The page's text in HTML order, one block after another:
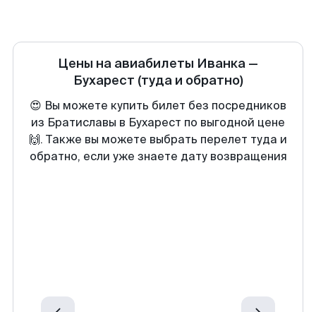
Цены на авиабилеты Иванка —
Бухарест (туда и обратно)
😍 Вы можете купить билет без посредников
из Братиславы в Бухарест по выгодной цене
🙌. Также вы можете выбрать перелет туда и
обратно, если уже знаете дату возвращения